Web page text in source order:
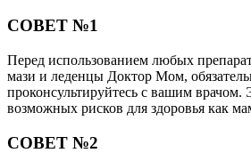
СОВЕТ №1
Перед использованием любых
мази и леденцы Доктор Мом,
проконсультируйтесь с вашим врачом.
возможных рисков для здоровья как
СОВЕТ №2